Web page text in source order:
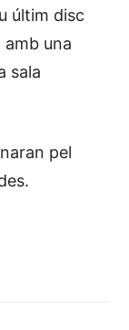
últim disc
amb una
sala
pel